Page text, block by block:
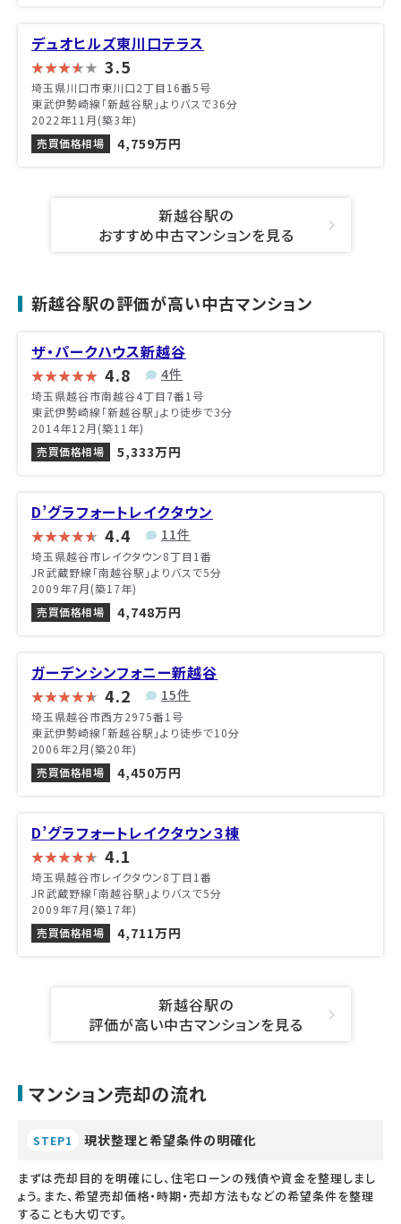
デュオヒルズ東川口テラス
3.5
埼玉県川口市東川口2丁目16番5号
東武伊勢崎線「新越谷駅」よりバスで36分
2022年11月(築3年)
売買価格相場
4,759万円
新越谷駅の
おすすめ中古マンションを見る
新越谷駅の評価が高い中古マンション
ザ・パークハウス新越谷
4.8 4件
埼玉県越谷市南越谷4丁目7番1号
東武伊勢崎線「新越谷駅」より徒歩で3分
2014年12月(築11年)
売買価格相場
5,333万円
D’グラフォートレイクタウン
4.4 11件
埼玉県越谷市レイクタウン8丁目1番
JR武蔵野線「南越谷駅」よりバスで5分
2009年7月(築17年)
売買価格相場
4,748万円
ガーデンシンフォニー新越谷
4.2 15件
埼玉県越谷市西方2975番1号
東武伊勢崎線「新越谷駅」より徒歩で10分
2006年2月(築20年)
売買価格相場
4,450万円
D’グラフォートレイクタウン３棟
4.1
埼玉県越谷市レイクタウン8丁目1番
JR武蔵野線「南越谷駅」よりバスで5分
2009年7月(築17年)
売買価格相場
4,711万円
新越谷駅の
評価が高い中古マンションを見る
マンション売却の流れ
STEP1 現状整理と希望条件の明確化
まずは売却目的を明確にし、住宅ローンの残債や資金を整理しまし
ょう。また、希望売却価格・時期・売却方法もなどの希望条件を整理
することも大切です。